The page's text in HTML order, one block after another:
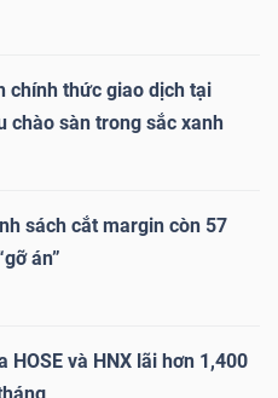
chính thức giao dịch tại
chào sàn trong sắc xanh
sách cắt margin còn 57
án”
HOSE và HNX lãi hơn 1,400